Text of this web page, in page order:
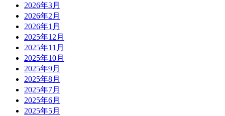
2026年3月
2026年2月
2026年1月
2025年12月
2025年11月
2025年10月
2025年9月
2025年8月
2025年7月
2025年6月
2025年5月